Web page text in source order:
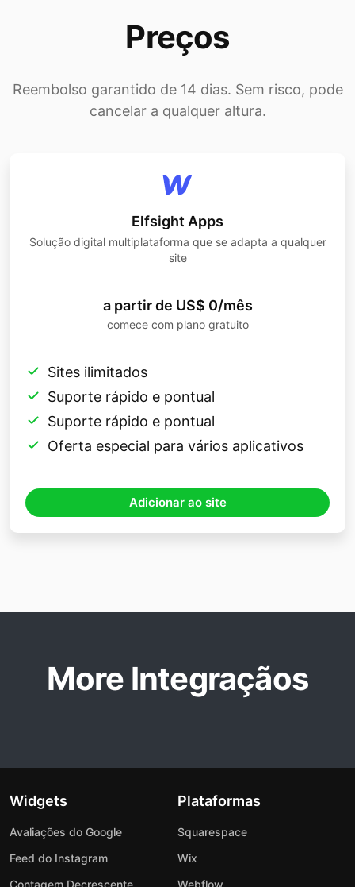
Preços
Reembolso garantido de 14 dias. Sem risco, pode
cancelar a qualquer altura.
Elfsight Apps
Solução digital multiplataforma que se adapta a qualquer
site
a partir de US$ 0/mês
comece com plano gratuito
Sites ilimitados
Suporte rápido e pontual
Suporte rápido e pontual
Oferta especial para vários aplicativos
Adicionar ao site
More Integraçãos
Widgets
Avaliações do Google
Feed do Instagram
Contagem Decrescente
Plataformas
Squarespace
Wix
Webflow